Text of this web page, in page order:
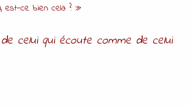
ce bien cela ? »
celui qui écoute comme de celui